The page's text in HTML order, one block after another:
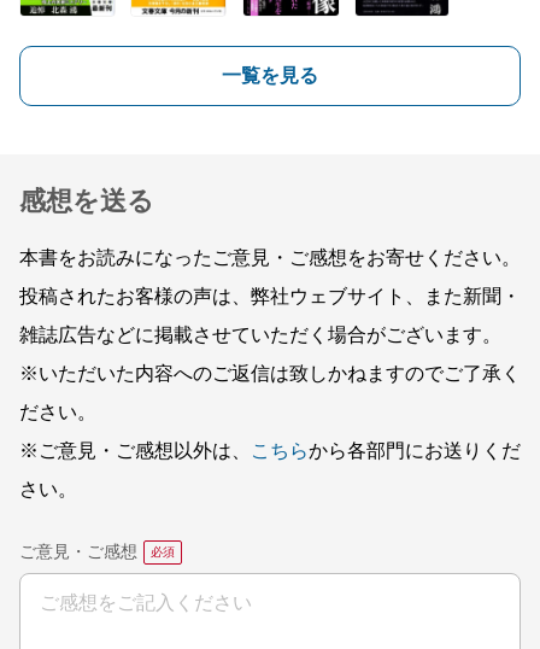
一覧を見る
感想を送る
本書をお読みになったご意見・ご感想をお寄せください。
投稿されたお客様の声は、弊社ウェブサイト、また新聞・
雑誌広告などに掲載させていただく場合がございます。
※いただいた内容へのご返信は致しかねますのでご了承く
ださい。
※ご意見・ご感想以外は、
こちらから各部門にお送りくだ
さい。
ご意見・ご感想